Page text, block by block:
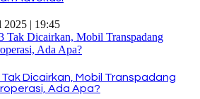
2025 | 19:45
Dicairkan, Mobil Transpadang
Ada Apa?